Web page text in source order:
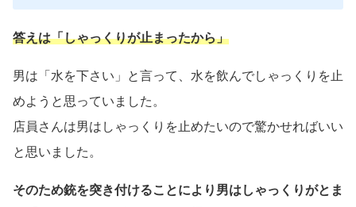
答えは「しゃっくりが止まったから」
男は「水を下さい」と言って、水を飲んでしゃっくりを止
めようと思っていました。
店員さんは男はしゃっくりを止めたいので驚かせればいい
と思いました。
そのため銃を突き付けることにより男はしゃっくりがとま